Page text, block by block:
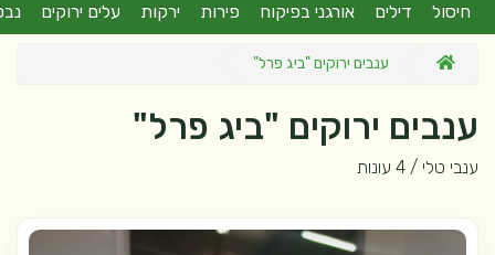
חיסול דילים אורגני בפיקוח פירות ירקות עלים ירוקים
ענבים ירוקים "ביג פרל"
ענבים ירוקים "ביג פרל"
ענבי טלי / 4 עונות